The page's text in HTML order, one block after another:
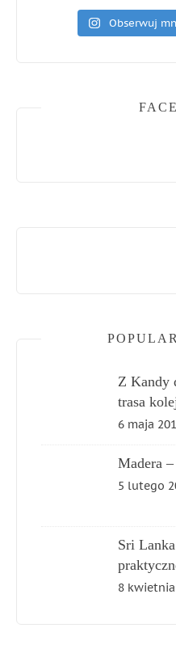
Obserwuj
Z Kandy
trasa
6 maja
Madera
5 lutego
Sri
8